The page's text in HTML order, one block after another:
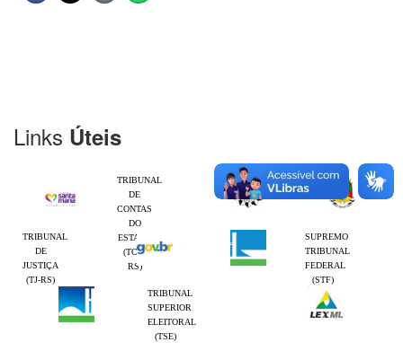
Links Úteis
TRIBUNAL
DE
CONTAS
DO
ESTADO
(TCE-
RS)
TRIBUNAL
DE
JUSTIÇA
(TJ-RS)
SUPREMO
TRIBUNAL
FEDERAL
(STF)
TRIBUNAL
SUPERIOR
ELEITORAL
(TSE)